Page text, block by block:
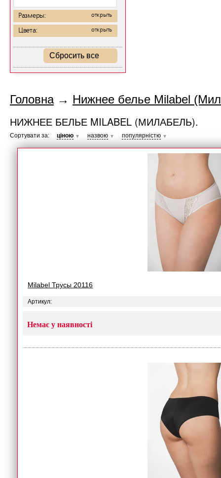
Размеры: открыть
Цвета: открыть
Сбросить все
Головна→ Нижнее белье Milabel
НИЖНЕЕ БЕЛЬЕ MILABEL (МИЛАБЕЛЬ).
Сортувати за: ціною ▼ назвою ▼ популярністю ▼
Milabel Трусы 20116
Артикул:
Немає у наявності